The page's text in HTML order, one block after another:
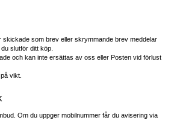
som brev eller skrymmande brev meddelar
slutför ditt köp.
och kan inte ersättas av oss eller Posten vid förlust
vikt.
Om du uppger mobilnummer får du avisering via